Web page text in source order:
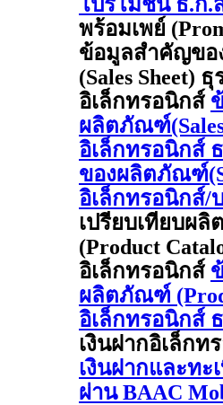
พร้อมเพย์
ข้อมูลสำคัญข
(Sales Sheet)
อิเล็กทรอนิกส์
ผลิตภัณฑ์
อิเล็กทรอนิกส์
ของผลิตภัณฑ์
อิเล็กทรอนิกส์/
เปรียบเทียบผ
(Product
อิเล็กทรอนิกส์
ผลิตภัณฑ์
อิเล็กทรอนิกส์
เงินฝากอิเล็กท
เงินฝากและท
ผ่าน BAAC